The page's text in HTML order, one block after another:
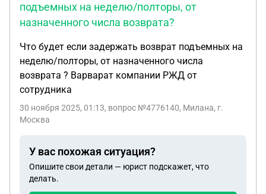
подъемных на неделю/полторы, от
назначенного числа возврата?
Что будет если задержать возврат подъемных на
неделю/полторы, от назначенного числа
возврата ? Варварат компании РЖД от
сотрудника
30 ноября 2025, 01:13, вопрос №4776140, Милана, г.
Москва
У вас похожая ситуация?
Опишите свои детали — юрист подскажет, что
делать.